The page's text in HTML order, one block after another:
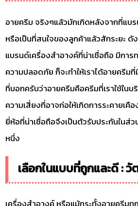
อายครีม จริงๆแล้วมักเกิดหลังจากที่แบ
หรือเป็นที่สนใจของลูกค้าแล้วสักระยะ ดั
แบรนด์เครื่องสำอางค์ที่น่าเชื่อถือ มีกา
ความปลอดภัย ก็จะทำให้เราได้อายครีม
ที่บอกครับว่าอายครีมคือครีมที่เราใช้ใน
ความเสี่ยงที่อาจก่อให้เกิดการระคายเคื
ยี่ห้อที่น่าเชื่อถือจึงเป็นตัวรับประกันในส่ว
หนึ่ง
เลือกในแบบที่ถูกและดี : วั
เครื่องสำอางค์ หรือแม้กระทั้งอายครีม